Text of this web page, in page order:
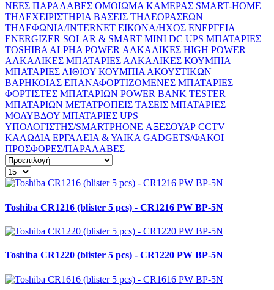
ΝΕΕΣ ΠΑΡΑΛΑΒΕΣ ΟΜΟΙΩΜΑ ΚΑΜΕΡΑΣ SMART-HOME
ΤΗΛΕΧΕΙΡΙΣΤΗΡΙΑ ΒΑΣΕΙΣ ΤΗΛΕΟΡΑΣΕΩΝ
ΤΗΛΕΦΩΝΙΑ/INTERNET ΕΙΚΟΝΑ/ΗΧΟΣ ΕΝΕΡΓΕΙΑ
ENERGIZER SOLAR & SMART MINI DC UPS MΠΑΤΑΡΙΕΣ
TOSHIBAALPHA POWER ΑΛΚΑΛΙΚΕΣ HIGH POWER
ΑΛΚΑΛΙΚΕΣ MΠΑΤΑΡΙΕΣ ΑΛΚΑΛΙΚΕΣ ΚΟΥΜΠΙΑ
MΠΑΤΑΡΙΕΣ ΛΙΘΙΟΥ ΚΟΥΜΠΙΑΑΚΟΥΣΤΙΚΩΝ
ΒΑΡΗΚΟΙΑΣ ΕΠΑΝΑΦΟΡΤΙΖΟΜΕΝΕΣ ΜΠΑΤΑΡΙΕΣ
ΦΟΡΤΙΣΤΕΣ ΜΠΑΤΑΡΙΩΝ POWER BANK TESTER
ΜΠΑΤΑΡΙΩΝ ΜΕΤΑΤΡΟΠΕΙΣ ΤΑΣΕΙΣ ΜΠΑΤΑΡΙΕΣ
ΜΟΛΥΒΔΟΥ MΠΑΤΑΡΙΕΣ UPS
ΥΠΟΛΟΓΙΣΤΗΣ/SMARTPHONE ΑΞΕΣΟΥΑΡ CCTV
ΚΑΛΩΔΙΑ ΕΡΓΑΛΕΙΑ & ΥΛΙΚΑ GADGETS/ΦΑΚΟΙ
ΠΡΟΣΦΟΡΕΣ/ΠΑΡΑΛΑΒΕΣ
Toshiba CR1216 (blister 5 pcs) - CR1216 PW BP-5N
Toshiba CR1220 (blister 5 pcs) - CR1220 PW BP-5N